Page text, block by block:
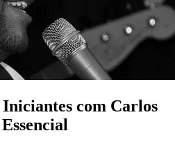
com Carlos